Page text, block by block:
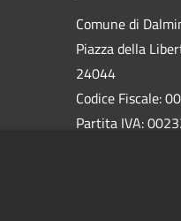
Comune di
Piazza della
24044
Codice Fiscale:
Partita IVA: